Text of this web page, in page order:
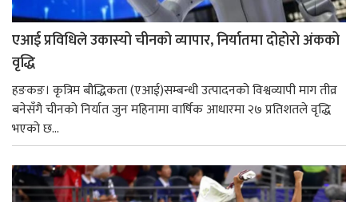
एआई प्रविधिले उकास्यो चीनको व्यापार, निर्यातमा दोहोरो अंकको
वृद्धि
हङकङ। कृत्रिम बौद्धिकता (एआई)सम्बन्धी उत्पादनको विश्वव्यापी माग तीव्र
बनेसँगै चीनको निर्यात जुन महिनामा वार्षिक आधारमा २७ प्रतिशतले वृद्धि
भएको छ...